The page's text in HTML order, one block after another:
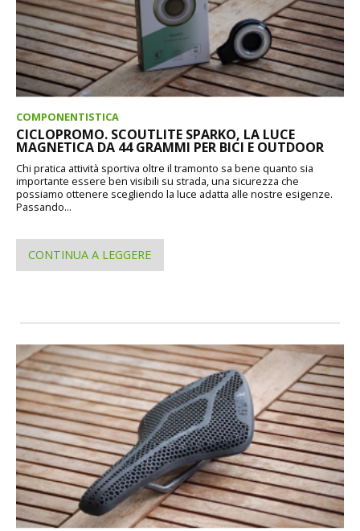
COMPONENTISTICA
CICLOPROMO. SCOUTLITE SPARKO, LA LUCE
MAGNETICA DA 44 GRAMMI PER BICI E OUTDOOR
Chi pratica attività sportiva oltre il tramonto sa bene quanto sia
importante essere ben visibili su strada, una sicurezza che
possiamo ottenere scegliendo la luce adatta alle nostre esigenze.
Passando...
CONTINUA A LEGGERE